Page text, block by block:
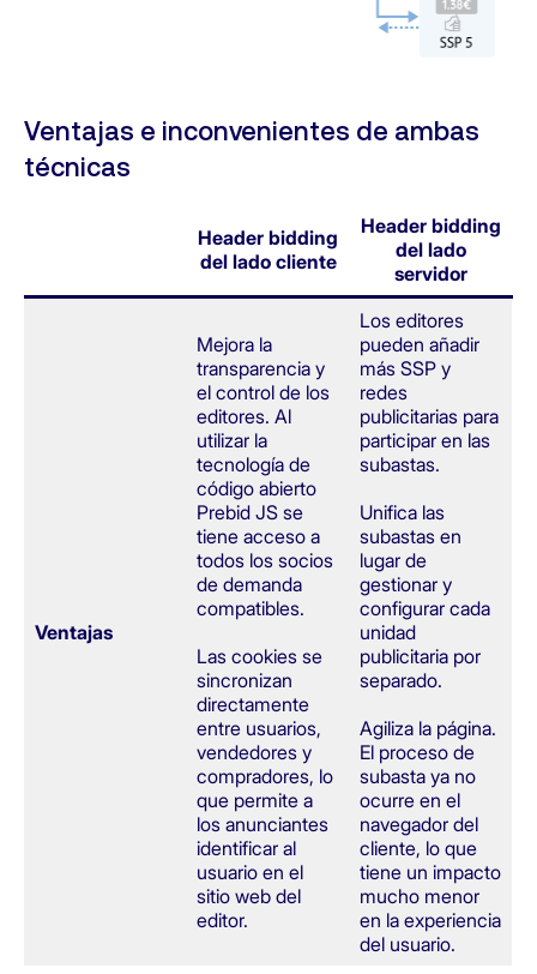
Ventajas e inconvenientes de ambas
técnicas
Header bidding
del lado cliente
Header bidding
del lado
servidor
Ventajas
Mejora la
transparencia y
el control de los
editores. Al
utilizar la
tecnología de
código abierto
Prebid JS se
tiene acceso a
todos los socios
de demanda
compatibles.
Las cookies se
sincronizan
directamente
entre usuarios,
vendedores y
compradores, lo
que permite a
los anunciantes
identificar al
usuario en el
sitio web del
editor.
Los editores
pueden añadir
más SSP y
redes
publicitarias para
participar en las
subastas.
Unifica las
subastas en
lugar de
gestionar y
configurar cada
unidad
publicitaria por
separado.
Agiliza la página.
El proceso de
subasta ya no
ocurre en el
navegador del
cliente, lo que
tiene un impacto
mucho menor
en la experiencia
del usuario.